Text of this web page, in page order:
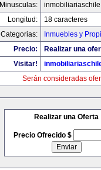
Minusculas:
Longitud:
18 caracteres
Categorias:
Inmuebles y
Precio:
Realizar una
Visitar!
Serán consideradas
Realizar una Oferta
Precio Ofrecido $